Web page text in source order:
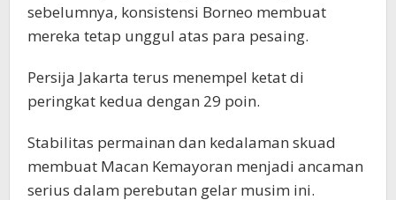
sebelumnya, konsistensi Borneo membuat
mereka tetap unggul atas para pesaing.
Persija Jakarta terus menempel ketat di
peringkat kedua dengan 29 poin.
Stabilitas permainan dan kedalaman skuad
membuat Macan Kemayoran menjadi ancaman
serius dalam perebutan gelar musim ini.